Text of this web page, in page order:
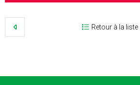
Retour à la liste